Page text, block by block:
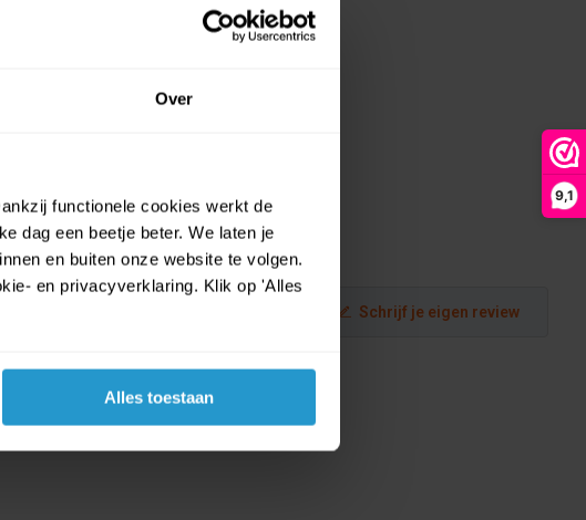
Over
functionele cookies werkt de
dag een beetje beter. We laten je
en buiten onze website te volgen.
en privacyverklaring. Klik op 'Alles
Alles toestaan
9,1
Schrijf je eigen review